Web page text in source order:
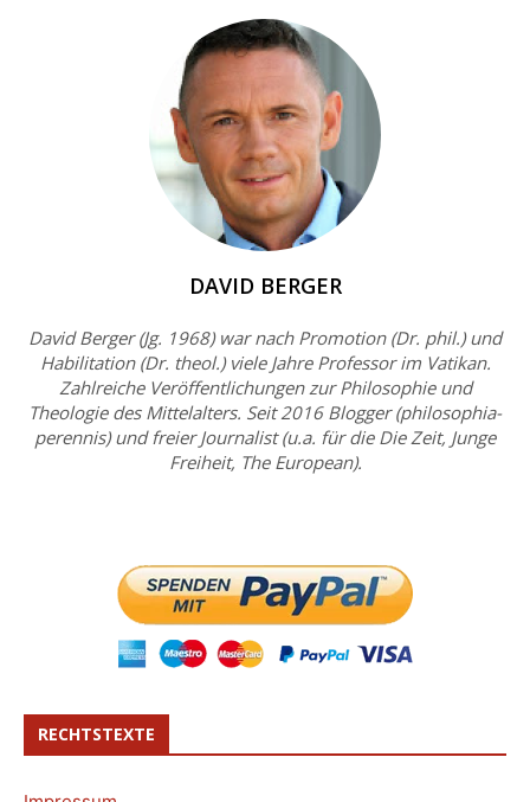
DAVID BERGER
David Berger (Jg. 1968) war nach Promotion (Dr. phil.) und
Habilitation (Dr. theol.) viele Jahre Professor im Vatikan.
Zahlreiche Veröffentlichungen zur Philosophie und
Theologie des Mittelalters. Seit 2016 Blogger (philosophia-
perennis) und freier Journalist (u.a. für die Die Zeit, Junge
Freiheit, The European).
RECHTSTEXTE